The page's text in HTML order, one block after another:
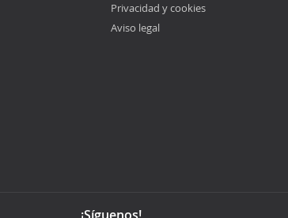
Privacidad y cookies
Aviso legal